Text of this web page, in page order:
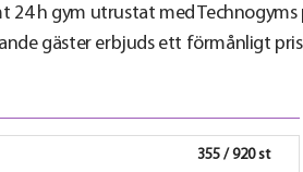
24 h gym utrustat med
gäster erbjuds ett förmånligt
355 / 920 st